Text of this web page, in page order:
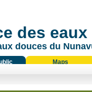
des
douces du
Maps